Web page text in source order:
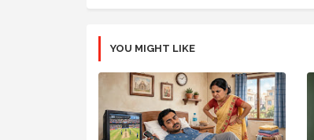
YOU MIGHT LIKE